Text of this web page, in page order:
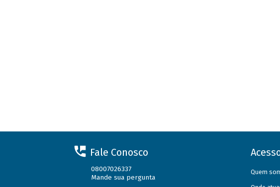
Fale Conosco
08007026337
Mande sua pergunta
Quem